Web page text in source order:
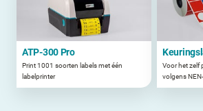
ATP-300 Pro
Print 1001 soorten labels met één
labelprinter
Voor het zelf
volgens